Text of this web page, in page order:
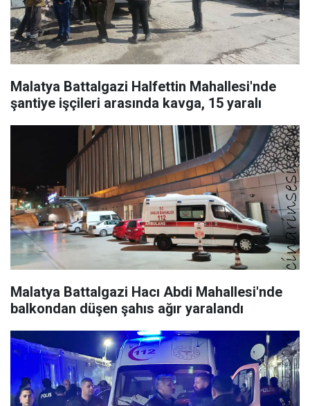
Malatya Battalgazi Halfettin Mahallesi'nde
şantiye işçileri arasında kavga, 15 yaralı
Malatya Battalgazi Hacı Abdi Mahallesi'nde
balkondan düşen şahıs ağır yaralandı